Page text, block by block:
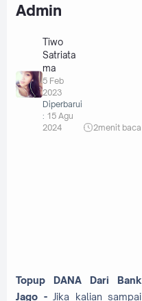
Admin
Tiwo
Satriata
ma
5 Feb
2023
Diperbarui
: 15 Agu
2024
2menit baca
Topup DANA Dari Bank
Jago -Jika kalian sampai